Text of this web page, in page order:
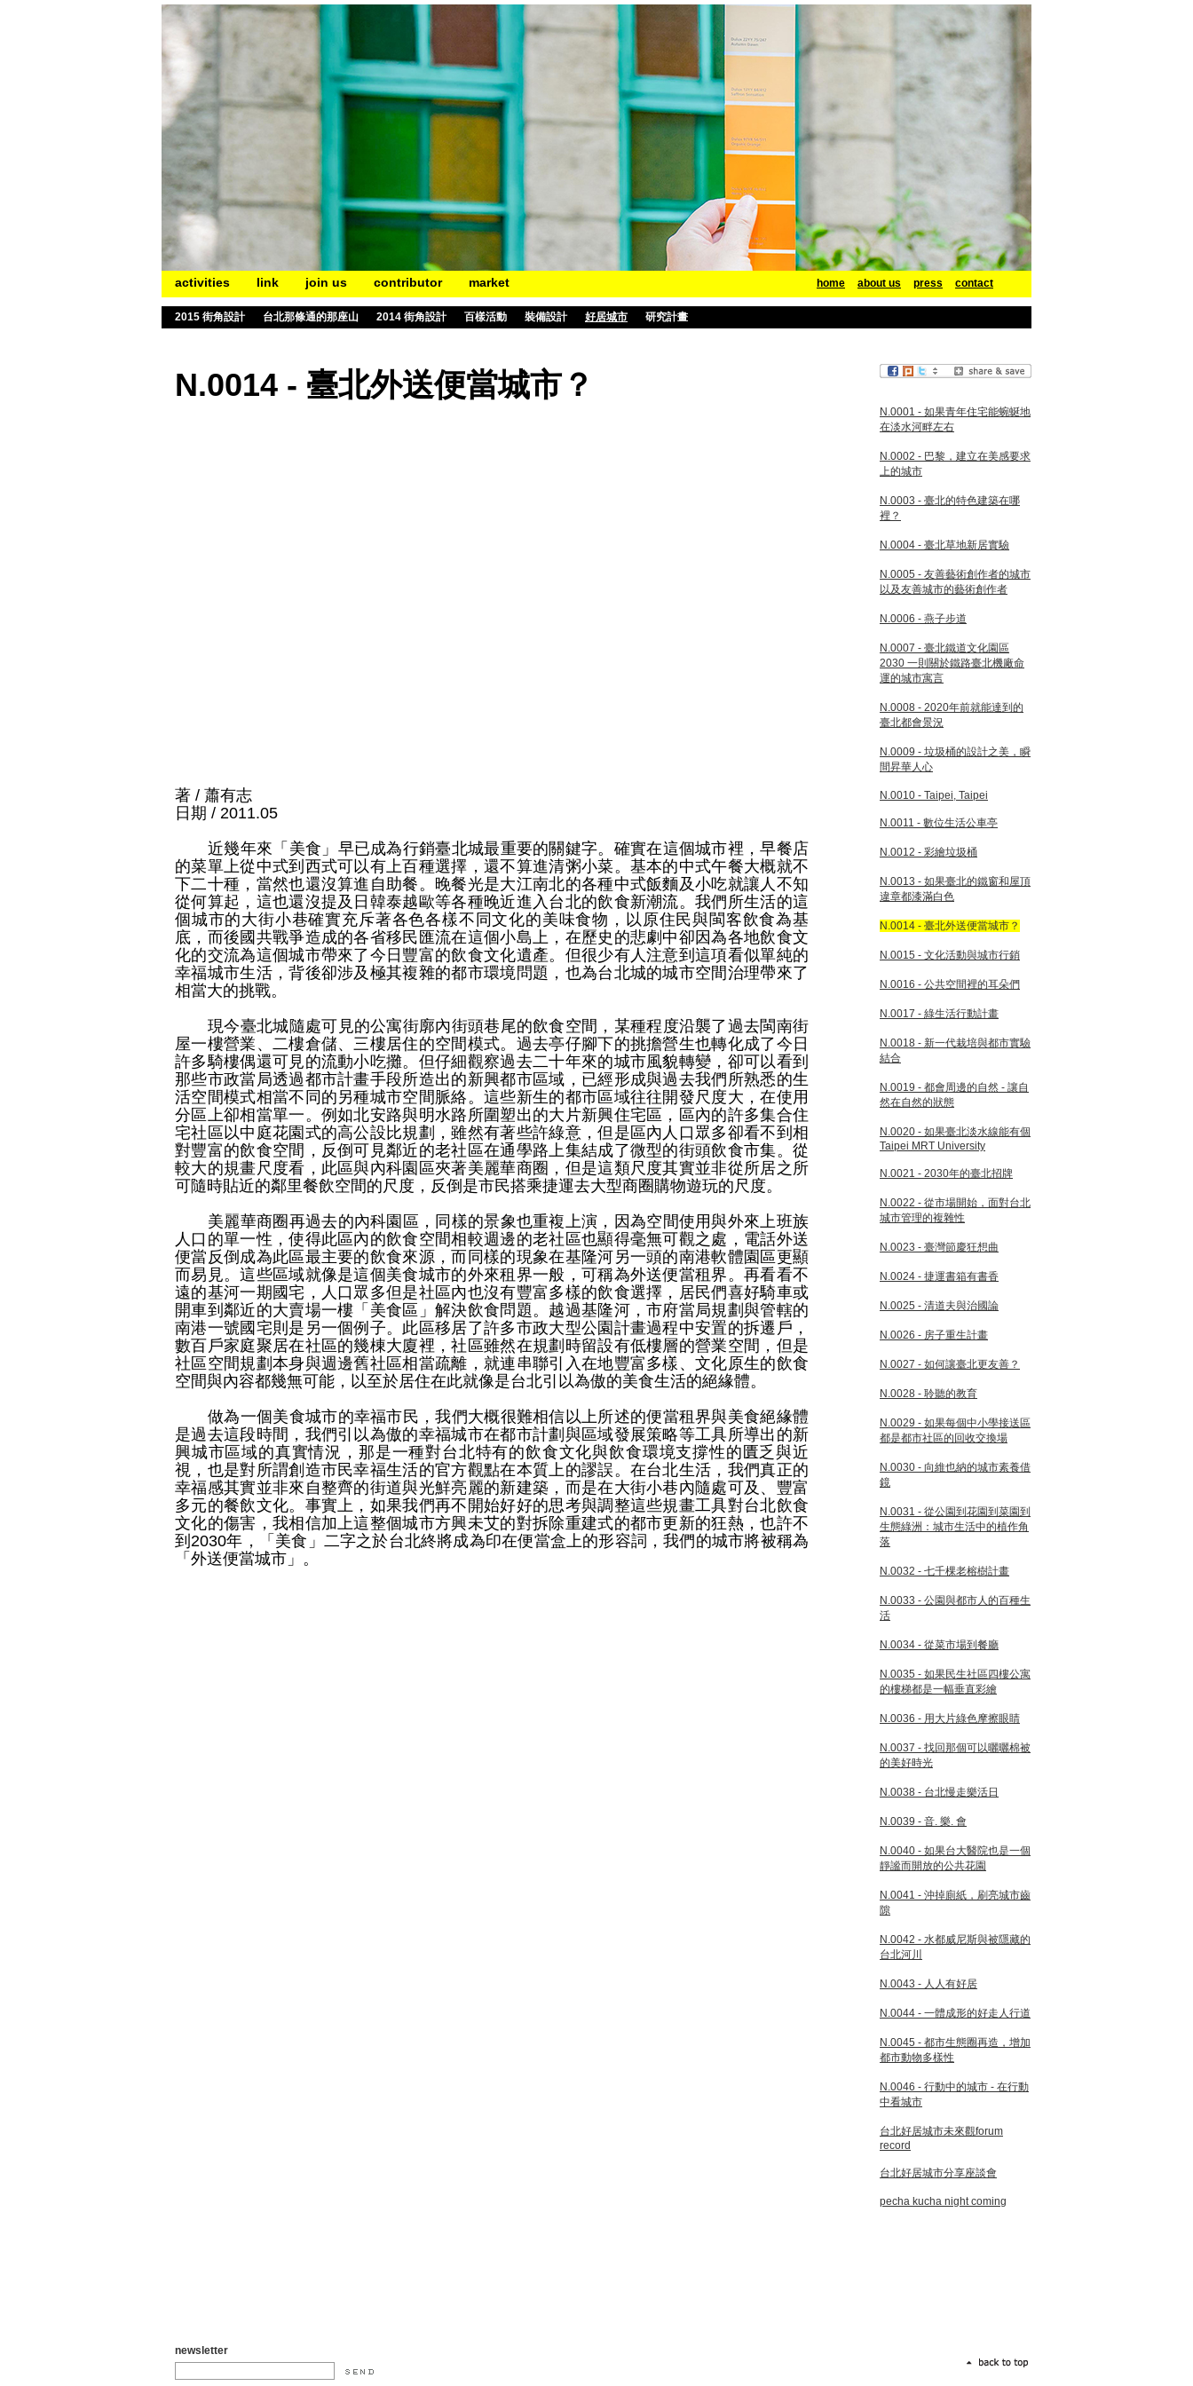
activities link join us contributor market home about us press contact
2015 街角設計 台北那條通的那座山 2014 街角設計 百樣活動 裝備設計 好居城市 研究計畫
N.0014 - 臺北外送便當城市？
著 / 蕭有志
日期 / 2011.05
近幾年來「美食」早已成為行銷臺北城最重要的關鍵字。確實在這個城市裡，早餐店
的菜單上從中式到西式可以有上百種選擇，還不算進清粥小菜。基本的中式午餐大概就不
下二十種，當然也還沒算進自助餐。晚餐光是大江南北的各種中式飯麵及小吃就讓人不知
從何算起，這也還沒提及日韓泰越歐等各種晚近進入台北的飲食新潮流。我們所生活的這
個城市的大街小巷確實充斥著各色各樣不同文化的美味食物，以原住民與閩客飲食為基
底，而後國共戰爭造成的各省移民匯流在這個小島上，在歷史的悲劇中卻因為各地飲食文
化的交流為這個城市帶來了今日豐富的飲食文化遺產。但很少有人注意到這項看似單純的
幸福城市生活，背後卻涉及極其複雜的都市環境問題，也為台北城的城市空間治理帶來了
相當大的挑戰。
現今臺北城隨處可見的公寓街廓內街頭巷尾的飲食空間，某種程度沿襲了過去閩南街
屋一樓營業、二樓倉儲、三樓居住的空間模式。過去亭仔腳下的挑擔營生也轉化成了今日
許多騎樓偶還可見的流動小吃攤。但仔細觀察過去二十年來的城市風貌轉變，卻可以看到
那些市政當局透過都市計畫手段所造出的新興都市區域，已經形成與過去我們所熟悉的生
活空間模式相當不同的另種城市空間脈絡。這些新生的都市區域往往開發尺度大，在使用
分區上卻相當單一。例如北安路與明水路所圍塑出的大片新興住宅區，區內的許多集合住
宅社區以中庭花園式的高公設比規劃，雖然有著些許綠意，但是區內人口眾多卻看不到相
對豐富的飲食空間，反倒可見鄰近的老社區在通學路上集結成了微型的街頭飲食市集。從
較大的規畫尺度看，此區與內科園區夾著美麗華商圈，但是這類尺度其實並非從所居之所
可隨時貼近的鄰里餐飲空間的尺度，反倒是市民搭乘捷運去大型商圈購物遊玩的尺度。
美麗華商圈再過去的內科園區，同樣的景象也重複上演，因為空間使用與外來上班族
人口的單一性，使得此區內的飲食空間相較週邊的老社區也顯得毫無可觀之處，電話外送
便當反倒成為此區最主要的飲食來源，而同樣的現象在基隆河另一頭的南港軟體園區更顯
而易見。這些區域就像是這個美食城市的外來租界一般，可稱為外送便當租界。再看看不
遠的基河一期國宅，人口眾多但是社區內也沒有豐富多樣的飲食選擇，居民們喜好騎車或
開車到鄰近的大賣場一樓「美食區」解決飲食問題。越過基隆河，市府當局規劃與管轄的
南港一號國宅則是另一個例子。此區移居了許多市政大型公園計畫過程中安置的拆遷戶，
數百戶家庭聚居在社區的幾棟大廈裡，社區雖然在規劃時留設有低樓層的營業空間，但是
社區空間規劃本身與週邊舊社區相當疏離，就連串聯引入在地豐富多樣、文化原生的飲食
空間與內容都幾無可能，以至於居住在此就像是台北引以為傲的美食生活的絕緣體。
做為一個美食城市的幸福市民，我們大概很難相信以上所述的便當租界與美食絕緣體
是過去這段時間，我們引以為傲的幸福城市在都市計劃與區域發展策略等工具所導出的新
興城市區域的真實情況，那是一種對台北特有的飲食文化與飲食環境支撐性的匱乏與近
視，也是對所謂創造市民幸福生活的官方觀點在本質上的謬誤。在台北生活，我們真正的
幸福感其實並非來自整齊的街道與光鮮亮麗的新建築，而是在大街小巷內隨處可及、豐富
多元的餐飲文化。事實上，如果我們再不開始好好的思考與調整這些規畫工具對台北飲食
文化的傷害，我相信加上這整個城市方興未艾的對拆除重建式的都市更新的狂熱，也許不
到2030年，「美食」二字之於台北終將成為印在便當盒上的形容詞，我們的城市將被稱為
「外送便當城市」。
N.0001 - 如果青年住宅能蜿蜒地
在淡水河畔左右
N.0002 - 巴黎，建立在美感要求
上的城市
N.0003 - 臺北的特色建築在哪
裡？
N.0004 - 臺北草地新居實驗
N.0005 - 友善藝術創作者的城市
以及友善城市的藝術創作者
N.0006 - 燕子步道
N.0007 - 臺北鐵道文化園區
2030 一則關於鐵路臺北機廠命
運的城市寓言
N.0008 - 2020年前就能達到的
臺北都會景況
N.0009 - 垃圾桶的設計之美，瞬
間昇華人心
N.0010 - Taipei, Taipei
N.0011 - 數位生活公車亭
N.0012 - 彩繪垃圾桶
N.0013 - 如果臺北的鐵窗和屋頂
違章都漆滿白色
N.0014 - 臺北外送便當城市？
N.0015 - 文化活動與城市行銷
N.0016 - 公共空間裡的耳朵們
N.0017 - 綠生活行動計畫
N.0018 - 新一代栽培與都市實驗
結合
N.0019 - 都會周邊的自然 - 讓自
然在自然的狀態
N.0020 - 如果臺北淡水線能有個
Taipei MRT University
N.0021 - 2030年的臺北招牌
N.0022 - 從市場開始，面對台北
城市管理的複雜性
N.0023 - 臺灣節慶狂想曲
N.0024 - 捷運書箱有書香
N.0025 - 清道夫與治國論
N.0026 - 房子重生計畫
N.0027 - 如何讓臺北更友善？
N.0028 - 聆聽的教育
N.0029 - 如果每個中小學接送區
都是都市社區的回收交換場
N.0030 - 向維也納的城市素養借
鏡
N.0031 - 從公園到花園到菜園到
生態綠洲：城市生活中的植作角
落
N.0032 - 七千棵老榕樹計畫
N.0033 - 公園與都市人的百種生
活
N.0034 - 從菜市場到餐廳
N.0035 - 如果民生社區四樓公寓
的樓梯都是一幅垂直彩繪
N.0036 - 用大片綠色摩擦眼睛
N.0037 - 找回那個可以曬曬棉被
的美好時光
N.0038 - 台北慢走樂活日
N.0039 - 音. 樂. 會
N.0040 - 如果台大醫院也是一個
靜謐而開放的公共花園
N.0041 - 沖掉廁紙，刷亮城市齒
隙
N.0042 - 水都威尼斯與被隱藏的
台北河川
N.0043 - 人人有好居
N.0044 - 一體成形的好走人行道
N.0045 - 都市生態圈再造，增加
都市動物多樣性
N.0046 - 行動中的城市 - 在行動
中看城市
台北好居城市未來觀forum
record
台北好居城市分享座談會
pecha kucha night coming
newsletter